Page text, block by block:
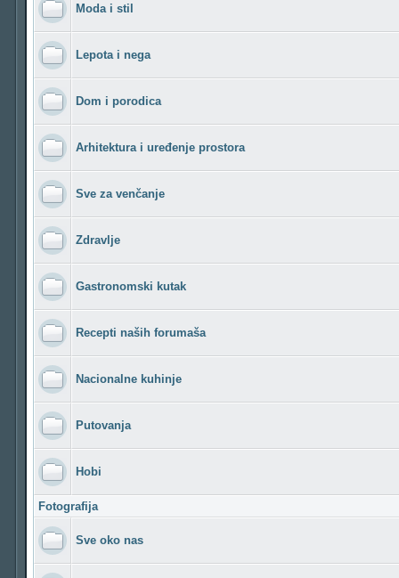
Moda i stil
Lepota i nega
Dom i porodica
Arhitektura i uređenje prostora
Sve za venčanje
Zdravlje
Gastronomski kutak
Recepti naših forumaša
Nacionalne kuhinje
Putovanja
Hobi
Fotografija
Sve oko nas